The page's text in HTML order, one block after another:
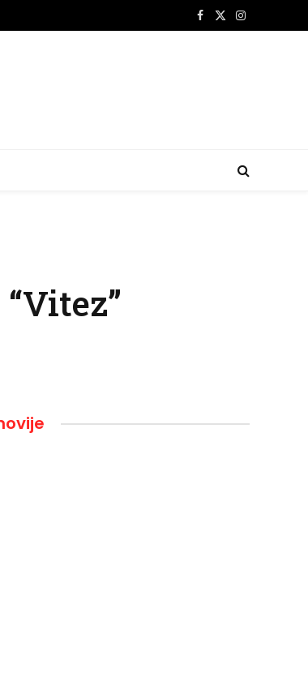
Facebook
X
Instagram